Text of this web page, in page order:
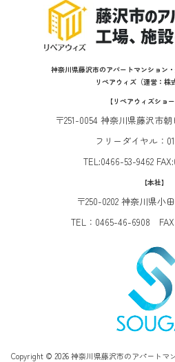
神奈川県藤沢市のアパートマンション
リペアウィズ（運営：株
【リペアウィズショー
〒251-0054 神奈川県藤沢市
フリーダイヤル：
TEL:0466-53-9462
【本社】
〒250-0202 神奈川県小
TEL：0465-46-6908
Copyright © 2026 神奈川県藤沢市のアパートマ